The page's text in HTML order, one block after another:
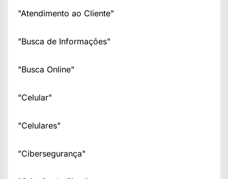
"Atendimento ao Cliente"
"Busca de Informações"
"Busca Online"
"Celular"
"Celulares"
"Cibersegurança"